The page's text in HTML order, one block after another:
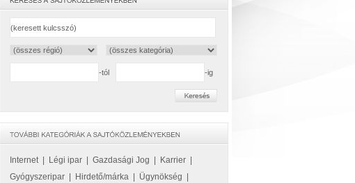
-tól -ig
Internet| Légi ipar Gazdasági Jog Karrier
Gyógyszeripar
Hirdető/márka Ügynökség